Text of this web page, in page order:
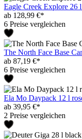
Eagle Creek Explore 26
ab 128,99 €*
6 Preise vergleichen
The North Face Base
ab 87,19 €*
6 Preise vergleichen
Ela Mo Daypack 12 l
ab 39,95 €*
2 Preise vergleichen